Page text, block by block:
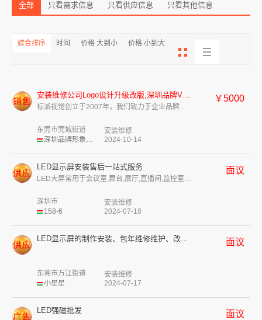
全部 只看需求信息 只看供应信息 只看其他信息
综合排序 时间 价格 大到小 价格 小到大
安装维修公司Logo设计升级改版,深圳品牌VI基础规范+应用设计,158业务吧
标派视觉创立于2007年，我们致力于企业品牌策略研究与实践，品牌形象设计与改造，...
深圳品牌形象设计
东莞市莞城街道
安装维修
2024-10-14
￥5000
LED显示屏安装售后一站式服务
LED大屏常用于会议室,舞台,展厅,直播间,监控室,酒吧等室内室外场所，LED屏...
158-6
深圳市
安装维修
2024-07-18
面议
LED显示屏的制作安装、包年维修维护、改造翻新迁移
小星星
东莞市万江街道
安装维修
2024-07-17
面议
LED强磁批发 面议